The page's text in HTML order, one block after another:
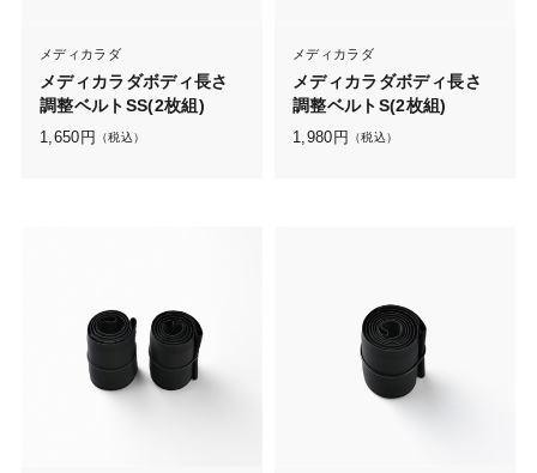
メディカラダ
メディカラダボディ長さ
調整ベルトSS(2枚組)
1,650 円 （税込）
メディカラダ
メディカラダボディ長さ
調整ベルトS(2枚組)
1,980 円 （税込）